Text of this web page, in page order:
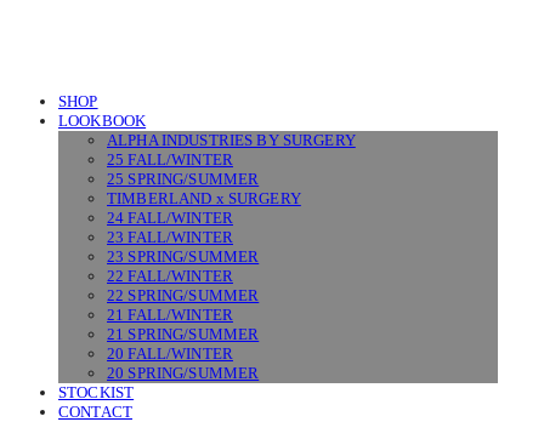
SHOP
LOOKBOOK
ALPHA INDUSTRIES BY SURGERY
25 FALL/WINTER
25 SPRING/SUMMER
TIMBERLAND x SURGERY
24 FALL/WINTER
23 FALL/WINTER
23 SPRING/SUMMER
22 FALL/WINTER
22 SPRING/SUMMER
21 FALL/WINTER
21 SPRING/SUMMER
20 FALL/WINTER
20 SPRING/SUMMER
STOCKIST
CONTACT